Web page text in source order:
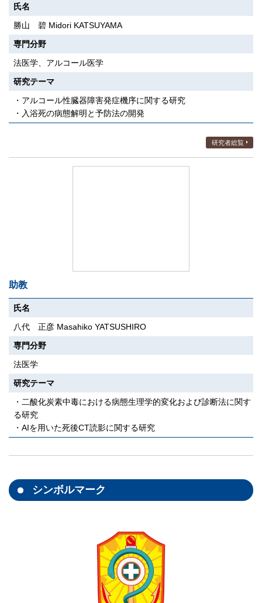
氏名
勝山 碧 Midori KATSUYAMA
専門分野
法医学、アルコール医学
研究テーマ
・アルコール性臓器障害発症機序に関する研究
・入浴死の病態解明と予防法の開発
研究者総覧
助教
氏名
八代 正彦 Masahiko YATSUSHIRO
専門分野
法医学
研究テーマ
・二酸化炭素中毒における病態生理学的変化および診断法に関す
る研究
・AIを用いた死後CT読影に関する研究
シンボルマーク